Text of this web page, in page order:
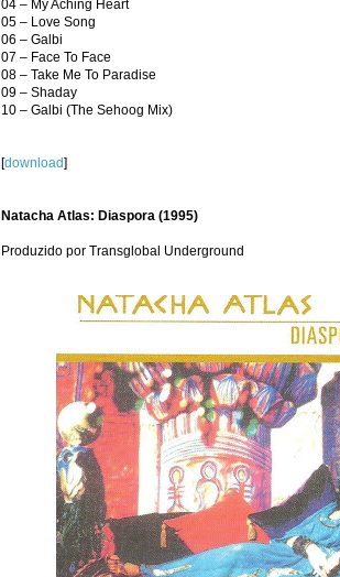
04 – My Aching Heart
05 – Love Song
06 – Galbi
07 – Face To Face
08 – Take Me To Paradise
09 – Shaday
10 – Galbi (The Sehoog Mix)
[download]
Natacha Atlas: Diaspora (1995)
Produzido por Transglobal Underground